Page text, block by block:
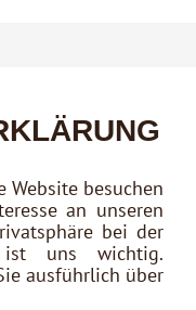
Website besuchen
an unseren
bei der
ist uns wichtig.
ausführlich über